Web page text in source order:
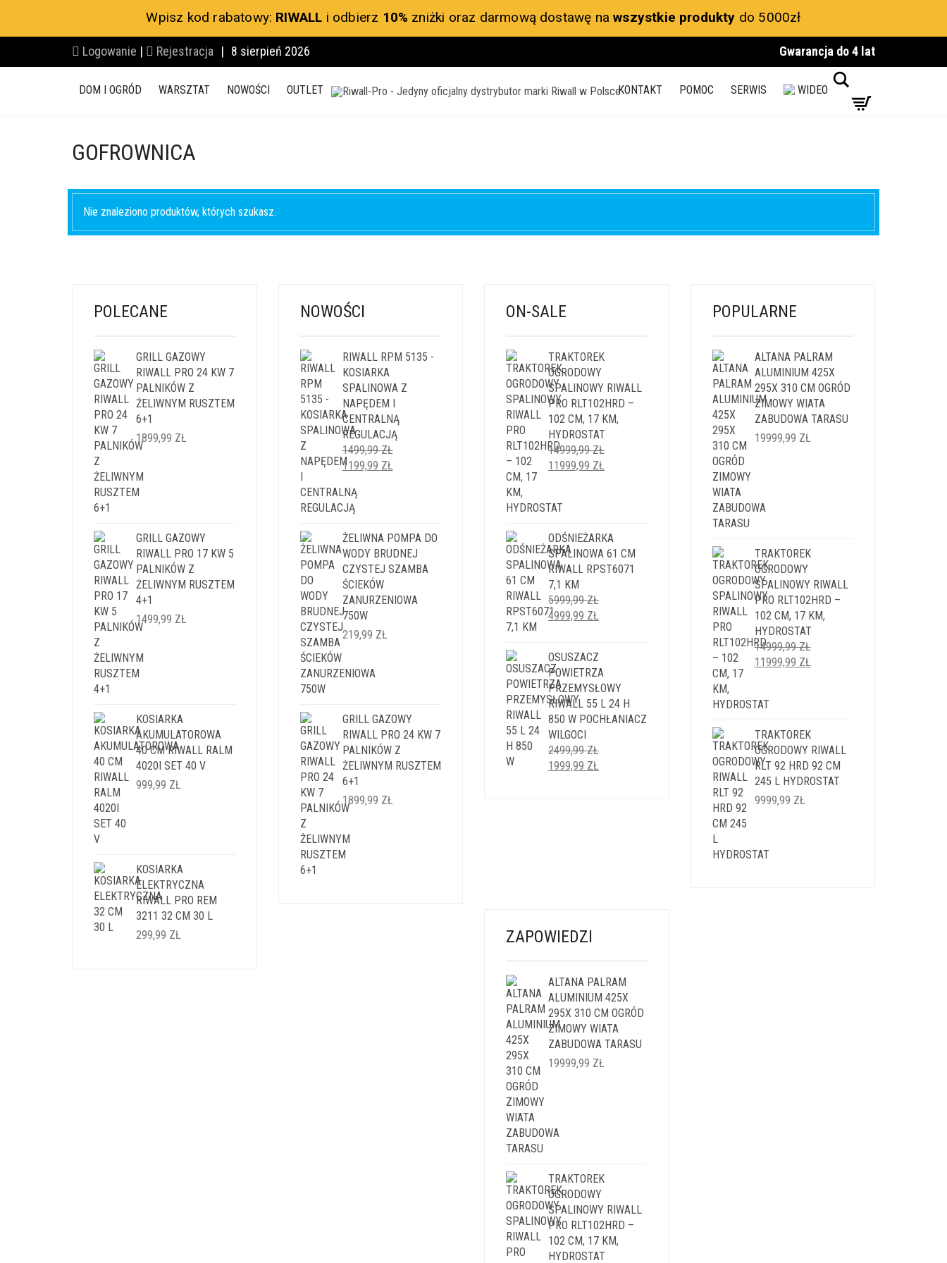
Wpisz kod rabatowy: RIWALL i odbierz 10% zniżki oraz darmową dostawę nawszystkie produkty do 5000zł
Logowanie | Rejestracja | 8 sierpień 2026 Gwarancja do 4 lat
DOM I OGRÓD WARSZTAT NOWOŚCI OUTLET KONTAKT POMOC SERWIS WIDEO
GOFROWNICA
Nie znaleziono produktów, których szukasz.
POLECANE
GRILL GAZOWY
RIWALL PRO 24 KW 7
PALNIKÓW Z
ŻELIWNYM RUSZTEM
6+1
1899,99 ZŁ
GRILL GAZOWY
RIWALL PRO 17 KW 5
PALNIKÓW Z
ŻELIWNYM RUSZTEM
4+1
1499,99 ZŁ
KOSIARKA
AKUMULATOROWA
40 CM RIWALL RALM
4020I SET 40 V
999,99 ZŁ
KOSIARKA
ELEKTRYCZNA
RIWALL PRO REM
3211 32 CM 30 L
299,99 ZŁ
NOWOŚCI
RIWALL RPM 5135 -
KOSIARKA
SPALINOWA Z
NAPĘDEM I
CENTRALNĄ
REGULACJĄ
1499,99ZŁ
PIERWOTNA
WYNOSIŁA:
1499,99 ZŁ.
1199,99 ZŁAKTUALNA
ŻELIWNA POMPA DO
WODY BRUDNEJ
CZYSTEJ SZAMBA
ŚCIEKÓW
ZANURZENIOWA
750W
219,99 ZŁ
GRILL GAZOWY
RIWALL PRO 24 KW 7
PALNIKÓW Z
ŻELIWNYM RUSZTEM
6+1
1899,99 ZŁ
ON-SALE
TRAKTOREK
OGRODOWY
SPALINOWY RIWALL
PRO RLT102HRD –
102 CM, 17 KM,
HYDROSTAT
14999,99ZŁ
PIERWOTNA
14999,99 ZŁ.
11999,99 ZŁ
ODŚNIEŻARKA
SPALINOWA 61 CM
RIWALL RPST6071
7,1 KM
5999,99ZŁ
PIERWOTNA
5999,99 ZŁ.
4999,99 ZŁ
OSUSZACZ
POWIETRZA
PRZEMYSŁOWY
RIWALL 55 L 24 H
850 W POCHŁANIACZ
WILGOCI
2499,99ZŁ
PIERWOTNA
1999,99 ZŁ
POPULARNE
ALTANA PALRAM
ALUMINIUM 425X
295X 310 CM OGRÓD
ZIMOWY WIATA
ZABUDOWA TARASU
19999,99 ZŁ
TRAKTOREK
OGRODOWY
SPALINOWY RIWALL
PRO RLT102HRD –
102 CM, 17 KM,
HYDROSTAT
14999,99ZŁ
PIERWOTNA
14999,99 ZŁ.
11999,99 ZŁAKTUALNA
TRAKTOREK
OGRODOWY RIWALL
RLT 92 HRD 92 CM
245 L HYDROSTAT
9999,99 ZŁ
ZAPOWIEDZI
ALTANA PALRAM
ALUMINIUM 425X
295X 310 CM OGRÓD
ZIMOWY WIATA
ZABUDOWA TARASU
19999,99 ZŁ
TRAKTOREK
OGRODOWY
SPALINOWY RIWALL
PRO RLT102HRD –
102 CM, 17 KM,
HYDROSTAT